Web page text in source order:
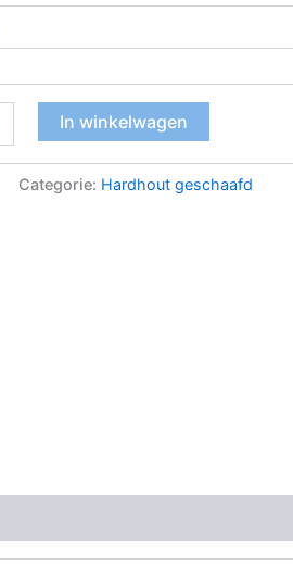
In winkelwagen
Categorie: Hardhout geschaafd